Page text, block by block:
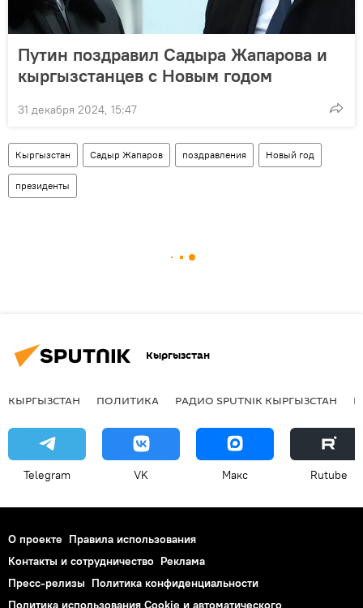
Путин поздравил Садыра Жапарова и
кыргызстанцев с Новым годом
31 декабря 2024, 15:47
Кыргызстан Садыр Жапаров поздравления Новый год
президенты
Кыргызстан
КЫРГЫЗСТАН ПОЛИТИКА РАДИО SPUTNIK КЫРГЫЗСТАН
Telegram VK Макс Rutube
О проекте Правила использования
Контакты и сотрудничество Реклама
Пресс-релизы Политика конфиденциальности
Политика использования Cookie и автоматического